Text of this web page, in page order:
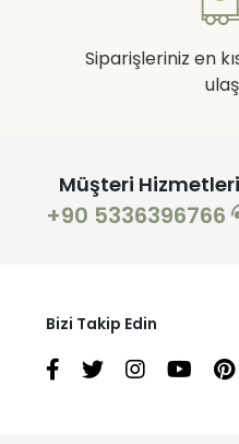
Siparişleriniz en
Müşteri Hizmetleri
+90 5336396766
Bizi Takip Edin